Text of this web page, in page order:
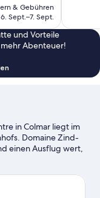
Preis
beträgt
& Gebühren
6. Sept.–7. Sept.
und Vorteile
Abenteuer!
in Colmar liegt im
Domaine Zind-
einen Ausflug wert,
dagegen die
einen Besuch